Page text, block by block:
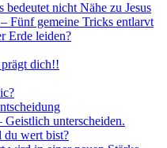
bedeutet nicht Nähe zu Jesus
Fünf gemeine Tricks entlarvt
Erde leiden?
prägt dich!!
Geistlich unterscheiden.
wert bist?